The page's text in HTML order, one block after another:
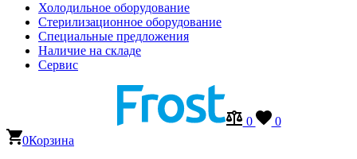
Холодильное оборудование
Стерилизационное оборудование
Специальные предложения
Наличие на складе
Сервис
0
0
0Корзина